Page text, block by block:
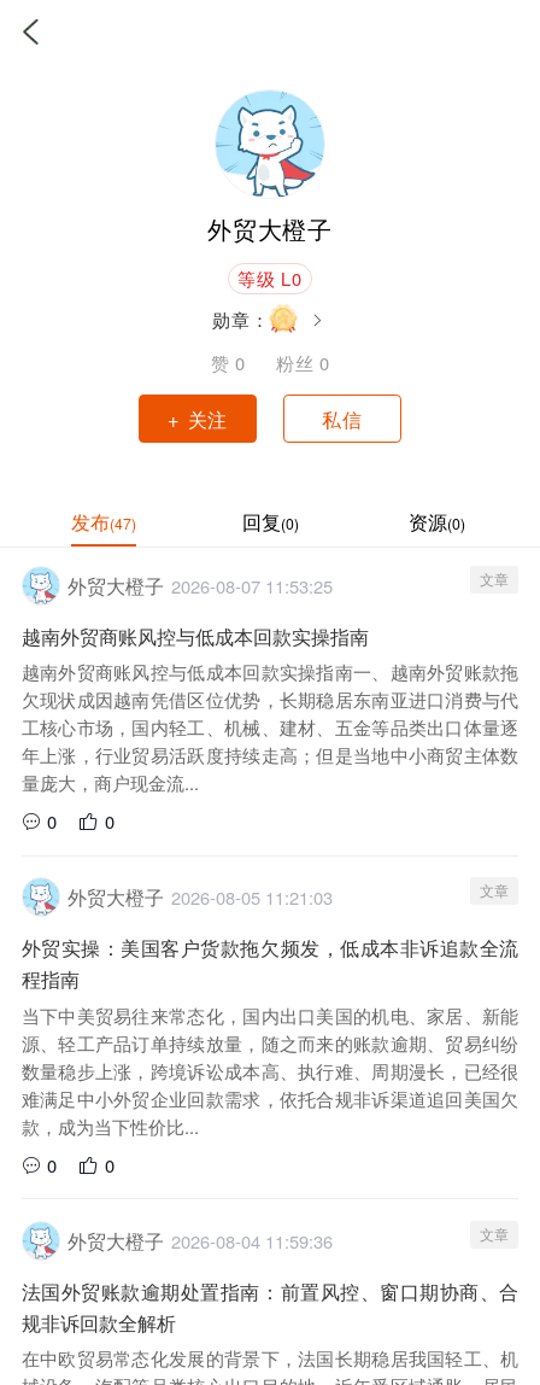
外贸大橙子
等级 L0
勋章：
赞 0 粉丝 0
+ 关注 私信
发布(47) 回复(0) 资源(0)
外贸大橙子 2026-08-07 11:53:25 文章
越南外贸商账风控与低成本回款实操指南
越南外贸商账风控与低成本回款实操指南一、越南外贸账款拖
欠现状成因越南凭借区位优势，长期稳居东南亚进口消费与代
工核心市场，国内轻工、机械、建材、五金等品类出口体量逐
年上涨，行业贸易活跃度持续走高；但是当地中小商贸主体数
量庞大，商户现金流...
0
0
外贸大橙子 2026-08-05 11:21:03 文章
外贸实操：美国客户货款拖欠频发，低成本非诉追款全流
程指南
当下中美贸易往来常态化，国内出口美国的机电、家居、新能
源、轻工产品订单持续放量，随之而来的账款逾期、贸易纠纷
数量稳步上涨，跨境诉讼成本高、执行难、周期漫长，已经很
难满足中小外贸企业回款需求，依托合规非诉渠道追回美国欠
款，成为当下性价比...
0
0
外贸大橙子 2026-08-04 11:59:36 文章
法国外贸账款逾期处置指南：前置风控、窗口期协商、合
规非诉回款全解析
在中欧贸易常态化发展的背景下，法国长期稳居我国轻工、机